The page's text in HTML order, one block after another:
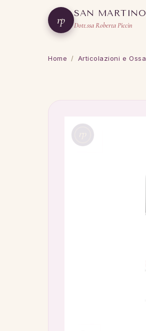
rp SAN MARTINO
Dott.ssa Roberta Piccin
Home / Articolazioni e Ossa